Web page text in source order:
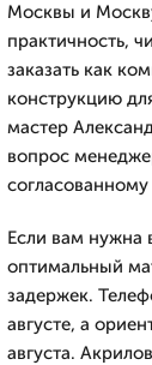
Москвы и
практичность,
заказать как
конструкцию
мастер
вопрос
Если вам нужна
оптимальный
задержек.
августе, а
августа.